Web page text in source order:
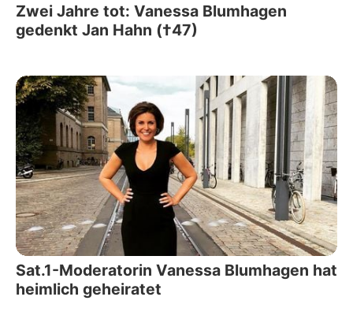
Zwei Jahre tot: Vanessa Blumhagen
gedenkt Jan Hahn (†47)
Sat.1-Moderatorin Vanessa Blumhagen hat
heimlich geheiratet